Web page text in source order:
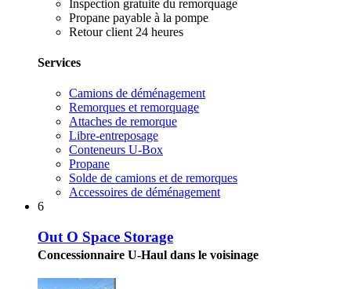
Inspection gratuite du remorquage
Propane payable à la pompe
Retour client 24 heures
Services
Camions de déménagement
Remorques et remorquage
Attaches de remorque
Libre-entreposage
Conteneurs U-Box
Propane
Solde de camions et de remorques
Accessoires de déménagement
6
Out O Space Storage
Concessionnaire U-Haul dans le voisinage